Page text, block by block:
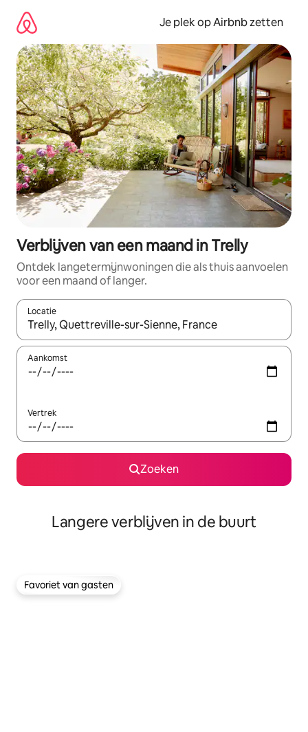
direct
naar
inhoud
Je plek op Airbnb zetten
Verblijven van een maand in Trelly
Ontdek langetermijnwoningen die als thuis aanvoelen
voor een maand of langer.
Locatie
Wanneer er resultaten beschikbaar zijn, maak je een keuze
Aankomst
Vertrek
Zoeken
Langere verblijven in de buurt
Favoriet van gasten
Favoriet van gasten